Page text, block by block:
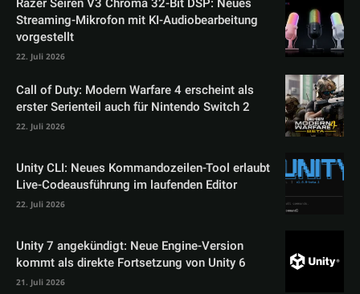
Streaming-Mikrofon mit KI-Audiobearbeitung
vorgestellt
22. Juli 2026
Call of Duty: Modern Warfare 4 erscheint als
erster Serienteil auch für Nintendo Switch 2
22. Juli 2026
Unity CLI: Neues Kommandozeilen-Tool erlaubt
Live-Codeausführung im laufenden Editor
22. Juli 2026
Unity 7 angekündigt: Neue Engine-Version
kommt als direkte Fortsetzung von Unity 6
21. Juli 2026